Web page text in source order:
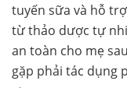
tuyến sữa và hỗ
từ thảo dược tự
an toàn cho mẹ
gặp phải tác dụng